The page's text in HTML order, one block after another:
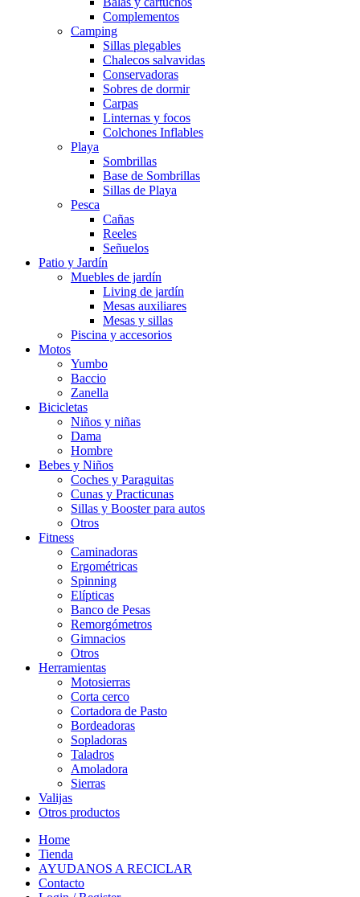
Complementos
Camping
Sillas plegables
Chalecos salvavidas
Conservadoras
Sobres de dormir
Carpas
Linternas y focos
Colchones Inflables
Playa
Sombrillas
Base de Sombrillas
Sillas de Playa
Pesca
Cañas
Reeles
Señuelos
Patio y Jardín
Muebles de jardín
Living de jardín
Mesas auxiliares
Mesas y sillas
Piscina y accesorios
Motos
Yumbo
Baccio
Zanella
Bicicletas
Niños y niñas
Dama
Hombre
Bebes y Niños
Coches y Paraguitas
Cunas y Practicunas
Sillas y Booster para autos
Otros
Fitness
Caminadoras
Ergométricas
Spinning
Elípticas
Banco de Pesas
Remorgómetros
Gimnacios
Otros
Herramientas
Motosierras
Corta cerco
Cortadora de Pasto
Bordeadoras
Sopladoras
Taladros
Amoladora
Sierras
Valijas
Otros productos
Home
Tienda
AYUDANOS A RECICLAR
Contacto